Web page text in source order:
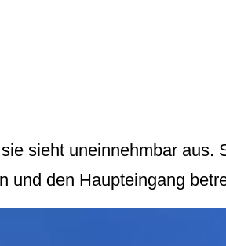
sieht uneinnehmbar aus.
und den Haupteingang